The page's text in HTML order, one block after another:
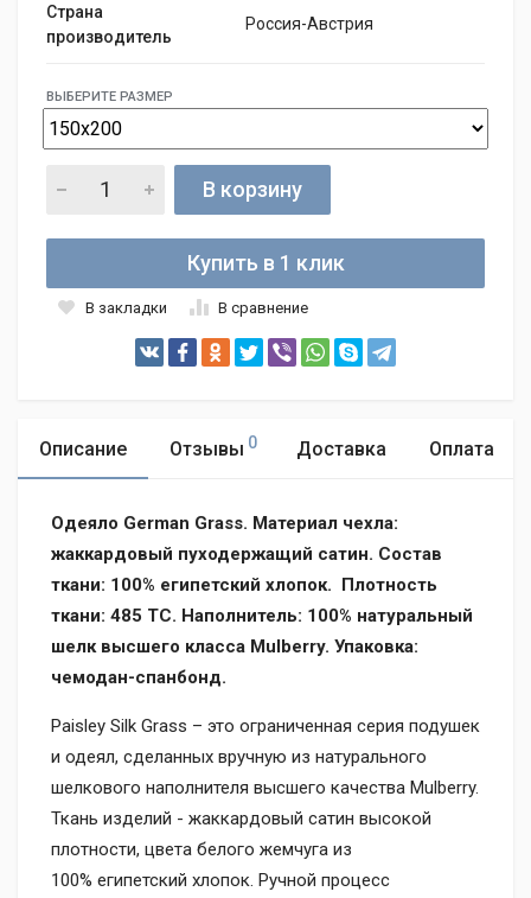
Страна
производитель
Россия-Австрия
ВЫБЕРИТЕ РАЗМЕР
В корзину
Купить в 1 клик
В закладки В сравнение
Описание Отзывы 0 Доставка Оплата
Одеяло German Grass. Материал чехла:
жаккардовый пуходержащий сатин. Состав
ткани: 100% египетский хлопок. Плотность
ткани: 485 TC. Наполнитель: 100% натуральный
шелк высшего класса Mulberry. Упаковка:
чемодан-спанбонд.
Paisley Silk Grass – это ограниченная серия подушек
и одеял, сделанных вручную из натурального
шелкового наполнителя высшего качества Mulberry.
Ткань изделий - жаккардовый сатин высокой
плотности, цвета белого жемчуга из
100% египетский хлопок. Ручной процесс